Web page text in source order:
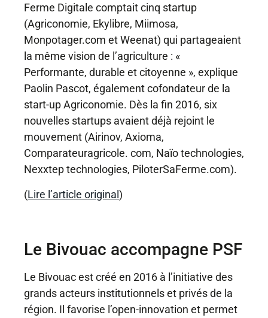
Ferme Digitale comptait cinq startup
(Agriconomie, Ekylibre, Miimosa,
Monpotager.com et Weenat) qui partageaient
la même vision de l’agriculture : «
Performante, durable et citoyenne », explique
Paolin Pascot, également cofondateur de la
start-up Agriconomie. Dès la fin 2016, six
nouvelles startups avaient déjà rejoint le
mouvement (Airinov, Axioma,
Comparateuragricole. com, Naïo technologies,
Nexxtep technologies, PiloterSaFerme.com).
(Lire l’article original)
Le Bivouac accompagne PSF
Le Bivouac est créé en 2016 à l’initiative des
grands acteurs institutionnels et privés de la
région. Il favorise l’open-innovation et permet